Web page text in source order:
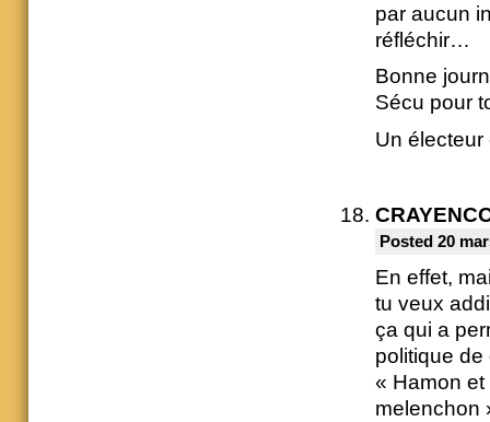
par aucun
réfléchir…
Bonne
Sécu pour
Un électeur
Posted 20
En effet,
tu veux
ça qui a
politique
« Hamon
melenchon